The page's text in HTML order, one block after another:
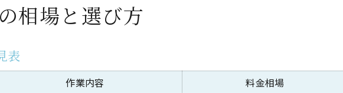
壁掛け型エアコン清掃の基本工程
お掃除機能付きとの違いもチェック
相場と選び方
表
作業内容 料金相場